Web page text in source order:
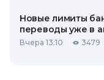
Новые лимиты
переводы уже в
Вчера 13:10 3479